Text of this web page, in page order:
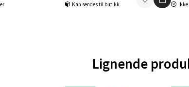
Kan sendes til butikk
Lignende
Thon Senter Orkanger, Orkdalsveien 113, 7300